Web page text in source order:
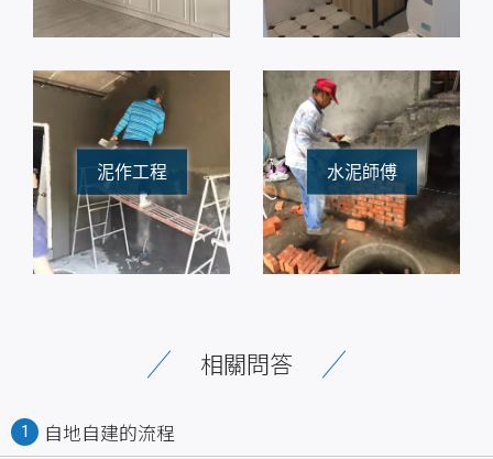
泥作工程 水泥師傅
相關問答
1 自地自建的流程